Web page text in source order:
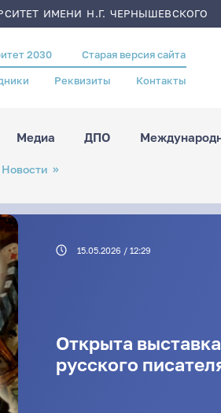
ИМЕНИ Н.Г. ЧЕРНЫШЕВСКОГО
2030 Старая версия сайта
Реквизиты Контакты
Медиа ДПО
Новости
15.05.2026 / 12:29
Открыта
русского